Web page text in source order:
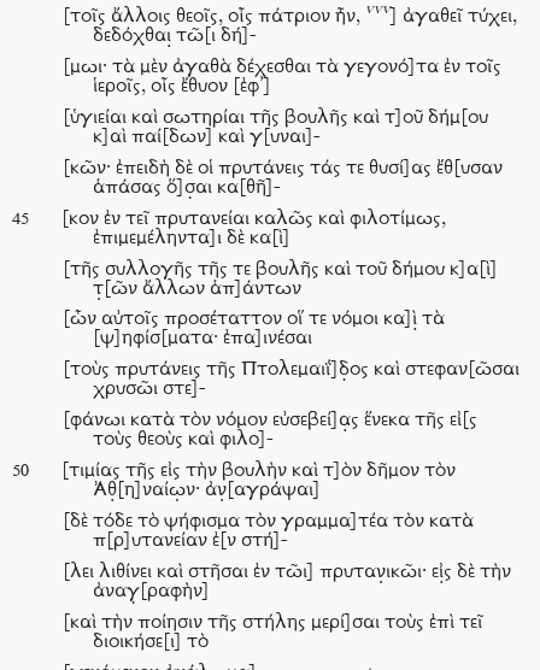
[τοῖς ἄλλοις θεοῖς, οἷς πάτριον ἦν, vvv
] ἀγαθεῖ τύχει,
δεδόχθαι̣ τῶ[ι δή]-
[μωι· τὰ μὲν ἀγαθὰ δέχεσθαι τὰ γεγονό]τα ἐν τοῖς
ἱεροῖς, οἷς ἔθυον [ἐφ᾽]
[ὑγιείαι καὶ σωτηρίαι τῆς βουλῆς καὶ τ]οῦ δήμ[ου
κ]αὶ παί[δων] καὶ γ[υναι]-
[κῶν· ἐπειδὴ δὲ οἱ πρυτάνεις τάς τε θυσί]ας ἔθ[υσαν
ἁπάσας ὅ]σ̣αι κα[θῆ]-
45
[κον ἐν τεῖ πρυτανείαι καλῶς καὶ φιλοτίμως,
ἐπιμεμέληντα]ι δὲ κα[ὶ]
[τῆς συλλογῆς τῆς τε βουλῆς καὶ τοῦ δήμου κ]α[ὶ]
τ̣[ῶν ἄλλων ἁπ]άντων
[ὧν αὐτοῖς προσέταττον οἵ τε νόμοι κα]ὶ̣ τὰ
[ψ]ηφίσ[ματα· ἐπα]ινέσαι
[τοὺς πρυτάνεις τῆς Πτολεμαιΐ]δ̣ος καὶ στεφαν[ῶσαι
χρυσῶι στε]-
[φάνωι κατὰ τὸν νόμον εὐσεβεί]α̣ς ἕνεκα τῆς εἰ[ς
τοὺς θεοὺς καὶ φιλο]-
50
[τιμίας τῆς εἰς τὴν βουλὴν καὶ τ]ὸν δῆμον τὸν
Ἀθ̣[η]ναίω̣ν· ἀν̣[αγράψαι]
[δὲ τόδε τὸ ψήφισμα τὸν γραμμα]τέα τὸν κατὰ
π[ρ]υτανείαν ἐ[ν στή]-
[λει λιθίνει καὶ στῆσαι ἐν τῶι] πρυταν̣ικῶι· εἰ̣ς δὲ τὴν
ἀναγ̣[ραφὴν]
[καὶ τὴν ποίησιν τῆς στήλης μερί]σαι τοὺς ἐπὶ τεῖ
διοικήσε[ι] τὸ